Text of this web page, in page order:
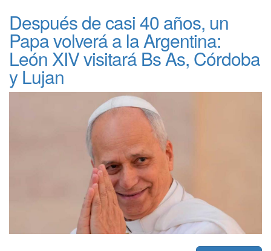
Después de casi 40 años, un
Papa volverá a la Argentina:
León XIV visitará Bs As, Córdoba
y Lujan